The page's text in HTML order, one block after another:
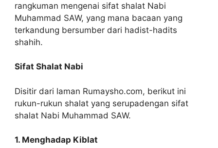
rangkuman mengenai sifat shalat Nabi
Muhammad SAW, yang mana bacaan yang
terkandung bersumber dari hadist-hadits
shahih.
Sifat Shalat Nabi
Disitir dari laman Rumaysho.com, berikut ini
rukun-rukun shalat yang serupadengan sifat
shalat Nabi Muhammad SAW.
1. Menghadap Kiblat